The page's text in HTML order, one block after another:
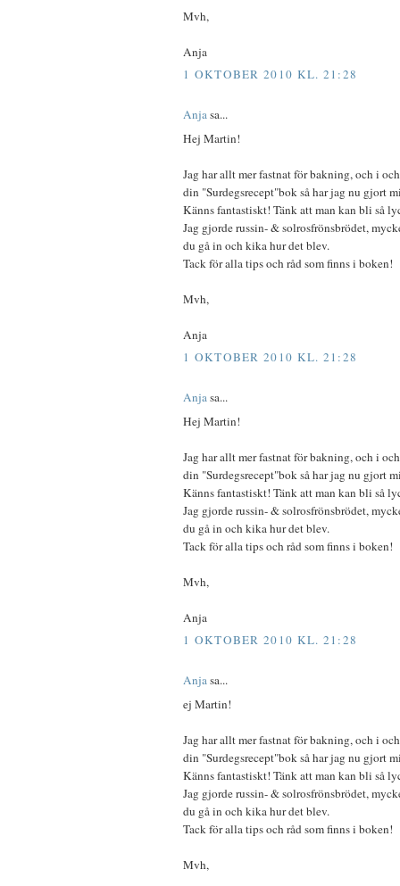
Mvh,
Anja
1 OKTOBER 2010 KL. 21:28
Anjasa...
Hej Martin!
Jag har allt mer fastnat för bakning, och i
din "Surdegsrecept"bok så har jag nu gjort
Känns fantastiskt! Tänk att man kan bli så
Jag gjorde russin- & solrosfrönsbrödet,
du gå in och kika hur det blev.
Tack för alla tips och råd som finns i boken!
Mvh,
Anja
1 OKTOBER 2010 KL. 21:28
Anjasa...
Hej Martin!
Jag har allt mer fastnat för bakning, och i
din "Surdegsrecept"bok så har jag nu gjort
Känns fantastiskt! Tänk att man kan bli så
Jag gjorde russin- & solrosfrönsbrödet,
du gå in och kika hur det blev.
Tack för alla tips och råd som finns i boken!
Mvh,
Anja
1 OKTOBER 2010 KL. 21:28
Anjasa...
ej Martin!
Jag har allt mer fastnat för bakning, och i
din "Surdegsrecept"bok så har jag nu gjort
Känns fantastiskt! Tänk att man kan bli så
Jag gjorde russin- & solrosfrönsbrödet,
du gå in och kika hur det blev.
Tack för alla tips och råd som finns i boken!
Mvh,